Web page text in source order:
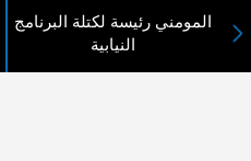
المومني رئيسة لكتلة البرنامج
النيابية